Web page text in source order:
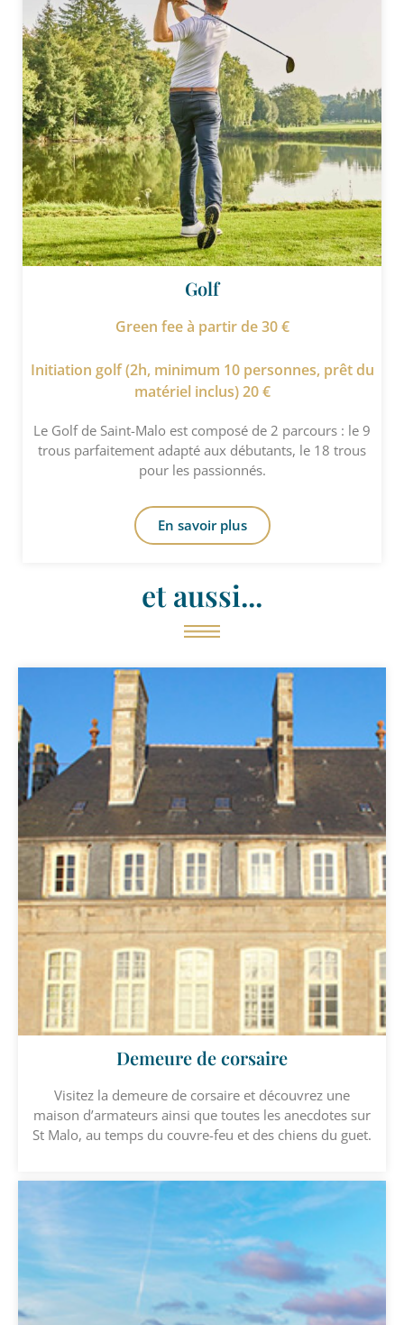
Golf
Green fee à partir de 30 €
Initiation golf (2h, minimum 10 personnes, prêt du
matériel inclus) 20 €
Le Golf de Saint-Malo est composé de 2 parcours : le 9
trous parfaitement adapté aux débutants, le 18 trous
pour les passionnés.
En savoir plus
et aussi...
Demeure de corsaire
Visitez la demeure de corsaire et découvrez une
maison d’armateurs ainsi que toutes les anecdotes sur
St Malo, au temps du couvre-feu et des chiens du guet.